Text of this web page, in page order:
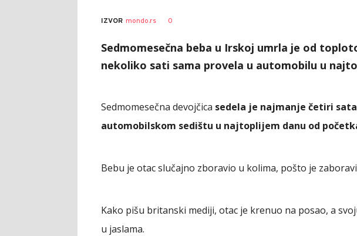
IZVOR mondo.rs 0
Sedmomesečna beba u Irskoj umrla je od
nekoliko sati sama provela u automobilu u
Sedmomesečna devojčica sedela je najmanje četiri
automobilskom sedištu u najtoplijem danu od
Bebu je otac slučajno zboravio u kolima, pošto je
Kako pišu britanski mediji, otac je krenuo na posao, a
u jaslama.